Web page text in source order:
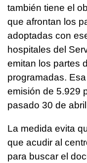
también tiene el
que afrontan los
adoptadas con
hospitales del
emitan los partes
programadas.
emisión de 5.929
pasado 30 de
La medida evita
que acudir al
para buscar el